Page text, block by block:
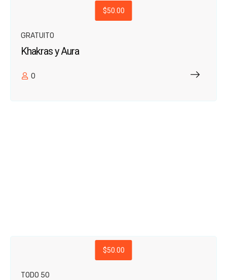
$50.00
GRATUITO
Khakras y Aura
0
$50.00
TODO 50